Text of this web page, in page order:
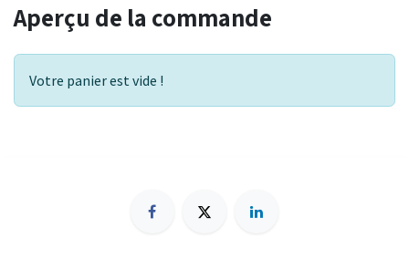
Aperçu de la commande
Votre panier est vide !